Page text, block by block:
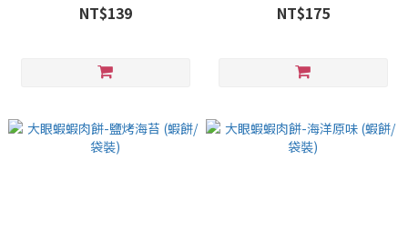
NT$139 NT$175